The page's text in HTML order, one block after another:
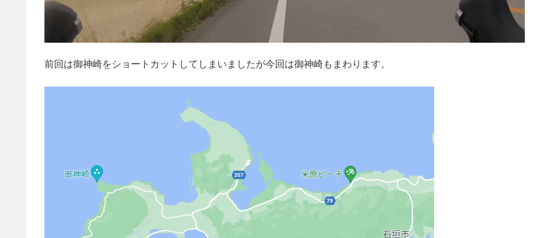
前回は御神崎をショートカットしてしまいましたが今回は御神崎もまわります。